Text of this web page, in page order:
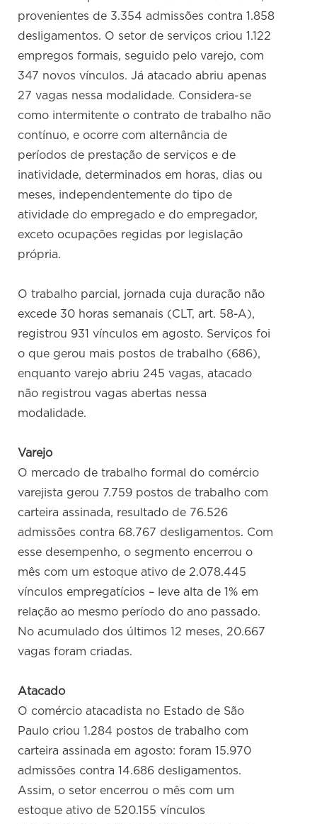
provenientes de 3.354 admissões contra 1.858
desligamentos. O setor de serviços criou 1.122
empregos formais, seguido pelo varejo, com
347 novos vínculos. Já atacado abriu apenas
27 vagas nessa modalidade. Considera-se
como intermitente o contrato de trabalho não
contínuo, e ocorre com alternância de
períodos de prestação de serviços e de
inatividade, determinados em horas, dias ou
meses, independentemente do tipo de
atividade do empregado e do empregador,
exceto ocupações regidas por legislação
própria.
O trabalho parcial, jornada cuja duração não
excede 30 horas semanais (CLT, art. 58-A),
registrou 931 vínculos em agosto. Serviços foi
o que gerou mais postos de trabalho (686),
enquanto varejo abriu 245 vagas, atacado
não registrou vagas abertas nessa
modalidade.
Varejo
O mercado de trabalho formal do comércio
varejista gerou 7.759 postos de trabalho com
carteira assinada, resultado de 76.526
admissões contra 68.767 desligamentos. Com
esse desempenho, o segmento encerrou o
mês com um estoque ativo de 2.078.445
vínculos empregatícios – leve alta de 1% em
relação ao mesmo período do ano passado.
No acumulado dos últimos 12 meses, 20.667
vagas foram criadas.
Atacado
O comércio atacadista no Estado de São
Paulo criou 1.284 postos de trabalho com
carteira assinada em agosto: foram 15.970
admissões contra 14.686 desligamentos.
Assim, o setor encerrou o mês com um
estoque ativo de 520.155 vínculos